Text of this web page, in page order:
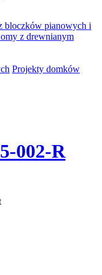
bloczków pianowych i
z drewnianym
Projekty domków
002-R